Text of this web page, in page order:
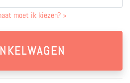
moet ik kiezen? »